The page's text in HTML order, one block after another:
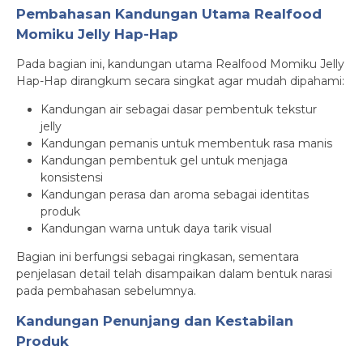
Pembahasan Kandungan Utama Realfood
Momiku Jelly Hap-Hap
Pada bagian ini, kandungan utama Realfood Momiku Jelly
Hap-Hap dirangkum secara singkat agar mudah dipahami:
Kandungan air sebagai dasar pembentuk tekstur
jelly
Kandungan pemanis untuk membentuk rasa manis
Kandungan pembentuk gel untuk menjaga
konsistensi
Kandungan perasa dan aroma sebagai identitas
produk
Kandungan warna untuk daya tarik visual
Bagian ini berfungsi sebagai ringkasan, sementara
penjelasan detail telah disampaikan dalam bentuk narasi
pada pembahasan sebelumnya.
Kandungan Penunjang dan Kestabilan
Produk